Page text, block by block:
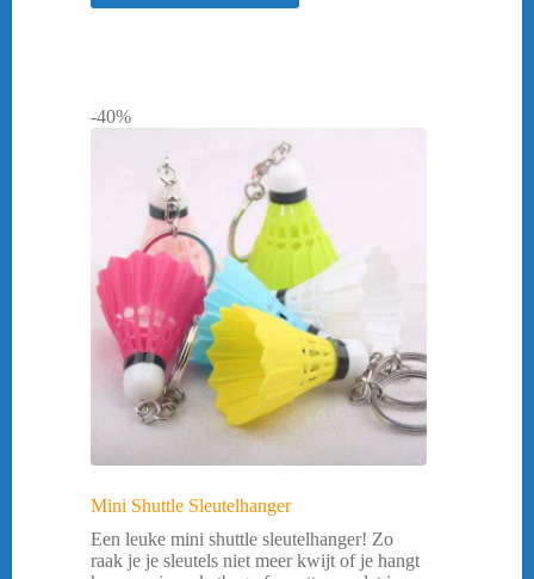
-40%
Mini Shuttle Sleutelhanger
Een leuke mini shuttle sleutelhanger! Zo
raak je je sleutels niet meer kwijt of je hangt